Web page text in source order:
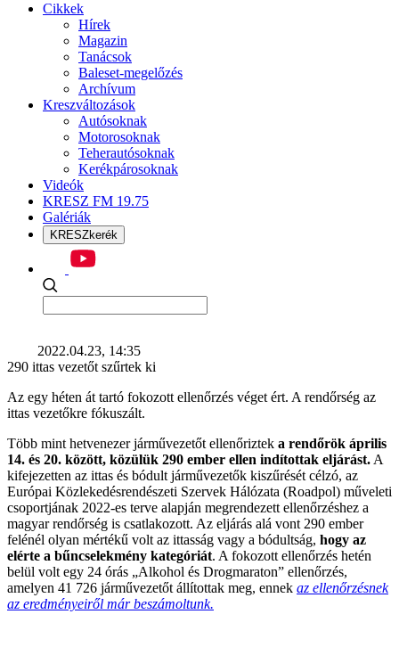
Cikkek
Hírek
Magazin
Tanácsok
Baleset-megelőzés
Archívum
Kreszváltozások
Autósoknak
Motorosoknak
Teherautósoknak
Kerékpárosoknak
Videók
KRESZ FM 19.75
Galériák
KRESZkerék
2022.04.23, 14:35
290 ittas vezetőt szűrtek ki
Az egy héten át tartó fokozott ellenőrzés véget ért. A rendőrség az
ittas vezetőkre fókuszált.
Több mint hetvenezer járművezetőt ellenőriztek a rendőrök április
14. és 20. között, közülük 290 ember ellen indítottak eljárást. A
kifejezetten az ittas és bódult járművezetők kiszűrését célzó, az
Európai Közlekedésrendészeti Szervek Hálózata (Roadpol) műveleti
csoportjának 2022-es terve alapján megrendezett ellenőrzéshez a
magyar rendőrség is csatlakozott. Az eljárás alá vont 290 ember
felénél olyan mértékű volt az ittasság vagy a bódultság, hogy az
elérte a bűncselekmény kategóriát. A fokozott ellenőrzés hetén
belül volt egy 24 órás „Alkohol és Drogmaraton” ellenőrzés,
amelyen 41 726 járművezetőt állítottak meg, ennek az ellenőrzésnek
az eredményeiről már beszámoltunk.